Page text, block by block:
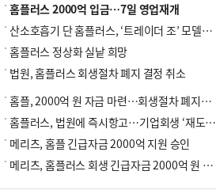
홈플러스 2000억 입금…7일 영업재개
산소호흡기 단 홈플러스, ‘트레이더 조’ 모델로 살아날까
홈플러스 정상화 실낱 희망
법원, 홈플러스 회생절차 폐지 결정 취소
홈플, 2000억 원 자금 마련…회생절차 폐지에 즉시항고(종합)
홈플러스, 법원에 즉시항고…기업회생 ‘재도전’
메리츠, 홈플 긴급자금 2000억 지원 승인
메리츠, 홈플러스 회생 긴급자금 2000억 원 지원 승인